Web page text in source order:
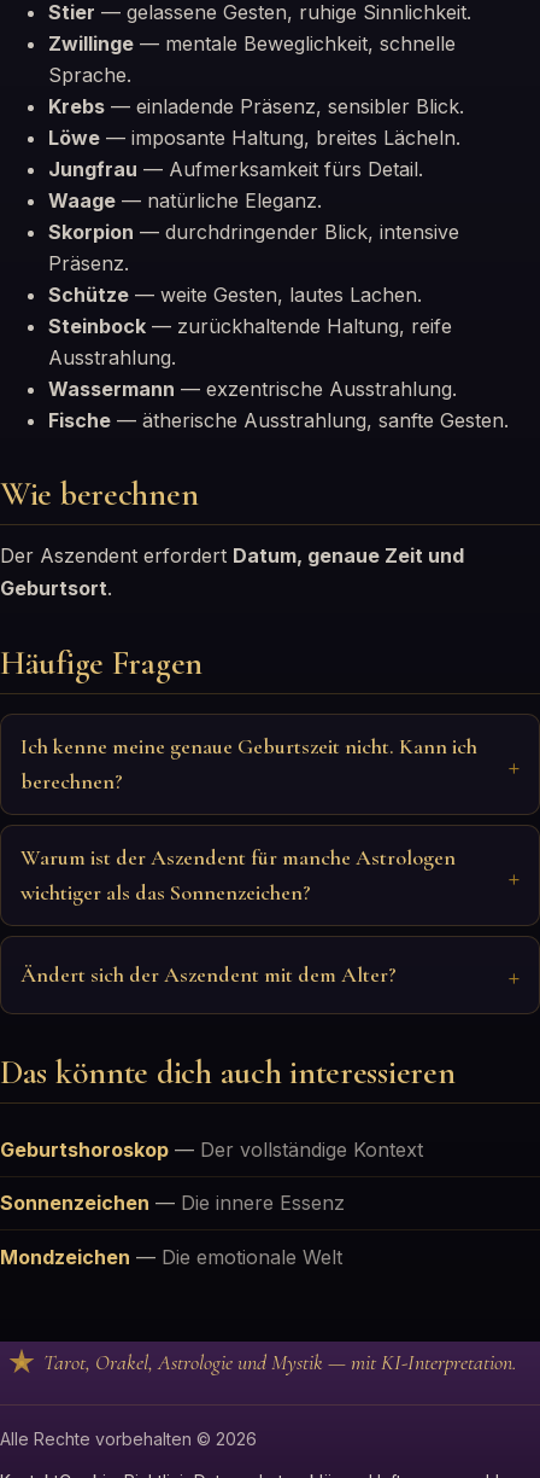
Stier — gelassene Gesten, ruhige Sinnlichkeit.
Zwillinge — mentale Beweglichkeit, schnelle
Sprache.
Krebs — einladende Präsenz, sensibler Blick.
Löwe — imposante Haltung, breites Lächeln.
Jungfrau — Aufmerksamkeit fürs Detail.
Waage — natürliche Eleganz.
Skorpion — durchdringender Blick, intensive
Präsenz.
Schütze — weite Gesten, lautes Lachen.
Steinbock — zurückhaltende Haltung, reife
Ausstrahlung.
Wassermann — exzentrische Ausstrahlung.
Fische — ätherische Ausstrahlung, sanfte Gesten.
Wie berechnen
Der Aszendent erfordert Datum, genaue Zeit und
Geburtsort.
Häufige Fragen
Ich kenne meine genaue Geburtszeit nicht. Kann ich
berechnen?
Warum ist der Aszendent für manche Astrologen
wichtiger als das Sonnenzeichen?
Ändert sich der Aszendent mit dem Alter?
Das könnte dich auch interessieren
Geburtshoroskop — Der vollständige Kontext
Sonnenzeichen — Die innere Essenz
Mondzeichen — Die emotionale Welt
Tarot, Orakel, Astrologie und Mystik — mit KI-Interpretation.
Alle Rechte vorbehalten © 2026